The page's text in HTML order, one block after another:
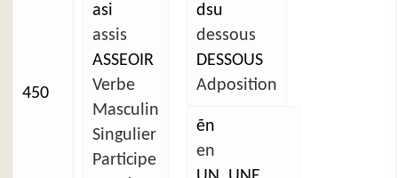
450
asi
assis
ASSEOIR
Verbe
Masculin
Singulier
Participe
dsu
dessous
DESSOUS
Adposition
ẽn
en